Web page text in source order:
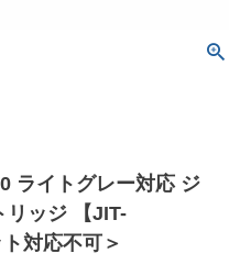
ライトグレー対応 ジ
リッジ 【JIT-
対応不可＞